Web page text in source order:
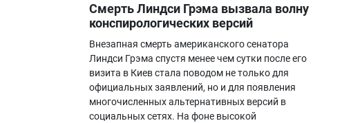
Смерть Линдси Грэма вызвала волну
конспирологических версий
Внезапная смерть американского сенатора
Линдси Грэма спустя менее чем сутки после его
визита в Киев стала поводом не только для
официальных заявлений, но и для появления
многочисленных альтернативных версий в
социальных сетях. На фоне высокой